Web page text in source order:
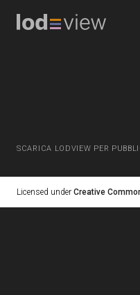
SCARICA LODVIEW PER
Licensed under Creative